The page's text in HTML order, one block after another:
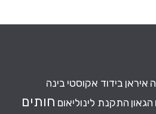
איראן בידוד אקוסטי בינה
הגאון התקנת לינוליאום חותים